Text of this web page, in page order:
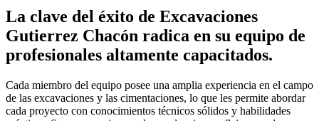
La clave del éxito de Excavaciones
Gutierrez Chacón radica en su equipo de
profesionales altamente capacitados.
Cada miembro del equipo posee una amplia experiencia en el campo
de las excavaciones y las cimentaciones, lo que les permite abordar
cada proyecto con conocimientos técnicos sólidos y habilidades